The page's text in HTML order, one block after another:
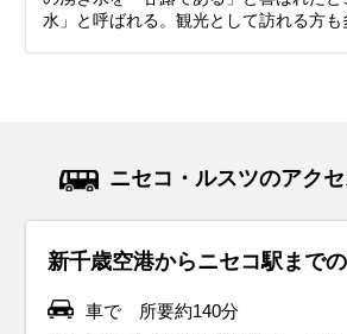
水」と呼ばれる。観光として訪れる方も
ニセコ・ルスツのアク
新千歳空港からニセコ駅まで
車で 所要約140分